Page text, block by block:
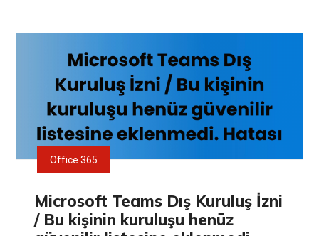
Office 365
Microsoft Teams Dış Kuruluş İzni
/ Bu kişinin kuruluşu henüz